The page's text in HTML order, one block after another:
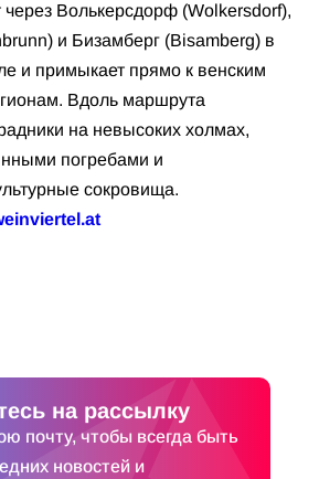
через Волькерсдорф (Wolkersdorf),
и Бизамберг (Bisamberg) в
и примыкает прямо к венским
Вдоль маршрута
на невысоких холмах,
погребами и
сокровища.
на рассылку
почту, чтобы всегда быть
новостей и